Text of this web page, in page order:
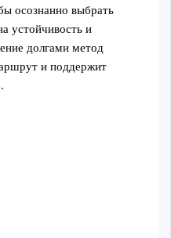
осознанно выбрать
устойчивость и
долгами метод
и поддержит